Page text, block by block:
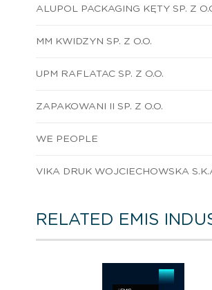
ALUPOL PACKAGING KĘTY SP. Z
MM KWIDZYN SP. Z O.O.
UPM RAFLATAC SP. Z O.O.
ZAPAKOWANI II SP. Z O.O.
WE PEOPLE
VIKA DRUK WOJCIECHOWSKA
RELATED EMIS